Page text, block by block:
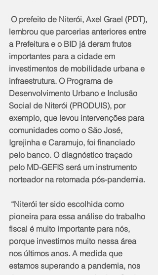
lembrou que parcerias anteriores entre
a Prefeitura e o BID já deram frutos
importantes para a cidade em
investimentos de mobilidade urbana e
infraestrutura. O Programa de
Desenvolvimento Urbano e Inclusão
Social de Niterói (PRODUIS), por
exemplo, que levou intervenções para
comunidades como o São José,
Igrejinha e Caramujo, foi financiado
pelo banco. O diagnóstico traçado
pelo MD-GEFIS será um instrumento
norteador na retomada pós-pandemia.
pioneira para essa análise do trabalho
fiscal é muito importante para nós,
porque investimos muito nessa área
nos últimos anos. A medida que
estamos superando a pandemia, nos